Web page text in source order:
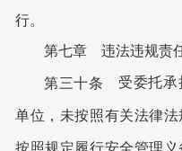
行。
第七章 违法违规责
第三十条 受委托承
单位，未按照有关法律
按照规定履行安全管理